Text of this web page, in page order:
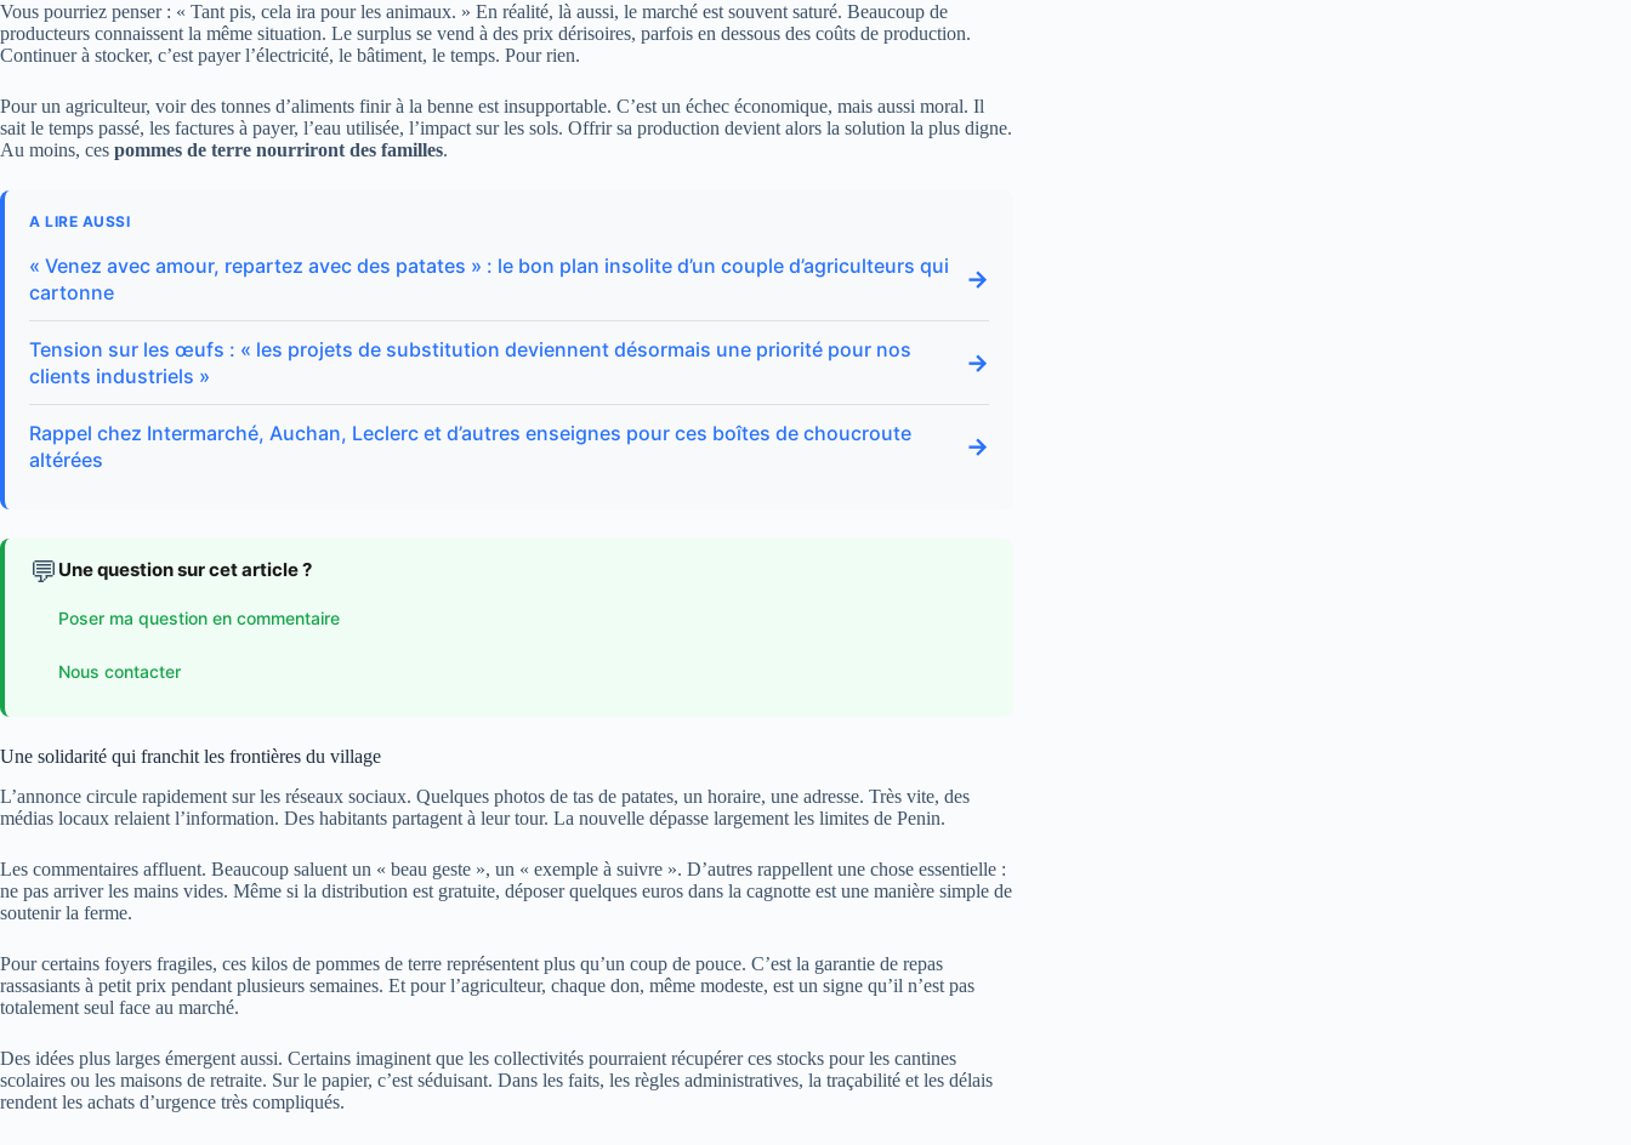
Vous pourriez penser : « Tant pis, cela ira pour les animaux. » En réalité, là aussi, le marché est souvent saturé. Beaucoup de
producteurs connaissent la même situation. Le surplus se vend à des prix dérisoires, parfois en dessous des coûts de production.
Continuer à stocker, c’est payer l’électricité, le bâtiment, le temps. Pour rien.
Pour un agriculteur, voir des tonnes d’aliments finir à la benne est insupportable. C’est un échec économique, mais aussi moral. Il
sait le temps passé, les factures à payer, l’eau utilisée, l’impact sur les sols. Offrir sa production devient alors la solution la plus digne.
Au moins, ces pommes de terre nourriront des familles.
A LIRE AUSSI
« Venez avec amour, repartez avec des patates » : le bon plan insolite d’un couple d’agriculteurs qui
cartonne
→
Tension sur les œufs : « les projets de substitution deviennent désormais une priorité pour nos
clients industriels »
→
Rappel chez Intermarché, Auchan, Leclerc et d’autres enseignes pour ces boîtes de choucroute
altérées
→
💬 Une question sur cet article ?
Poser ma question en commentaire
Nous contacter
Une solidarité qui franchit les frontières du village
L’annonce circule rapidement sur les réseaux sociaux. Quelques photos de tas de patates, un horaire, une adresse. Très vite, des
médias locaux relaient l’information. Des habitants partagent à leur tour. La nouvelle dépasse largement les limites de Penin.
Les commentaires affluent. Beaucoup saluent un « beau geste », un « exemple à suivre ». D’autres rappellent une chose essentielle :
ne pas arriver les mains vides. Même si la distribution est gratuite, déposer quelques euros dans la cagnotte est une manière simple de
soutenir la ferme.
Pour certains foyers fragiles, ces kilos de pommes de terre représentent plus qu’un coup de pouce. C’est la garantie de repas
rassasiants à petit prix pendant plusieurs semaines. Et pour l’agriculteur, chaque don, même modeste, est un signe qu’il n’est pas
totalement seul face au marché.
Des idées plus larges émergent aussi. Certains imaginent que les collectivités pourraient récupérer ces stocks pour les cantines
scolaires ou les maisons de retraite. Sur le papier, c’est séduisant. Dans les faits, les règles administratives, la traçabilité et les délais
rendent les achats d’urgence très compliqués.